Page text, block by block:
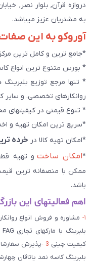
به مشتریان عزیز میباشد.
آوروکو به این
*جامع ترین و کامل ترین
* بورس متنوع ترین انواع
روانکارهای تخصصی. و سایر
* تنوع قیمتی در کیفیتهای
*سریع ترین امکان تهیه و
*امکان تهیه کالا در خرده
*امکان ساختو تهیه
ممکن با منصفانه ترین
باشد.
اهم فعالیتهای این
۱- مشاوره و فروش انواع
کیفیت چینی 3 - پذیرش
بلبرینگ کاسه نمد یاتاقان